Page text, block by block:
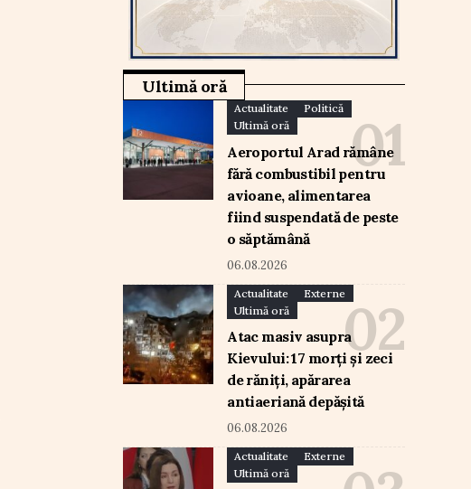
Ultimă oră
Actualitate
Politică
Ultimă oră
Aeroportul Arad rămâne
fără combustibil pentru
avioane, alimentarea
fiind suspendată de peste
o săptămână
06.08.2026
Actualitate
Externe
Ultimă oră
Atac masiv asupra
Kievului: 17 morți și zeci
de răniți, apărarea
antiaeriană depășită
06.08.2026
Actualitate
Externe
Ultimă oră